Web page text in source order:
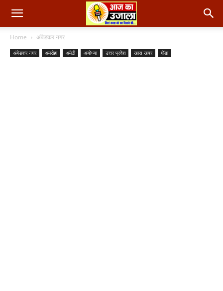
Home अंबेडकर नगर
अंबेडकर नगर अमरोहा अमेठी अयोध्या उत्तर प्रदेश खास खबर गोंडा